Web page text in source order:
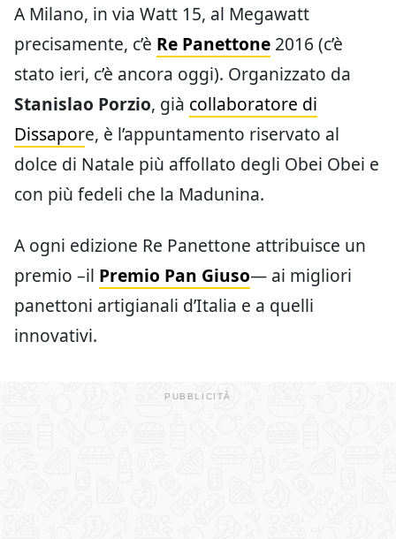
A Milano, in via Watt 15, al Megawatt
precisamente, c’è Re Panettone 2016 (c’è
stato ieri, c’è ancora oggi). Organizzato da
Stanislao Porzio, già collaboratore di
Dissapore, è l’appuntamento riservato al
dolce di Natale più affollato degli Obei Obei e
con più fedeli che la Madunina.
A ogni edizione Re Panettone attribuisce un
premio –il Premio Pan Giuso— ai migliori
panettoni artigianali d’Italia e a quelli
innovativi.